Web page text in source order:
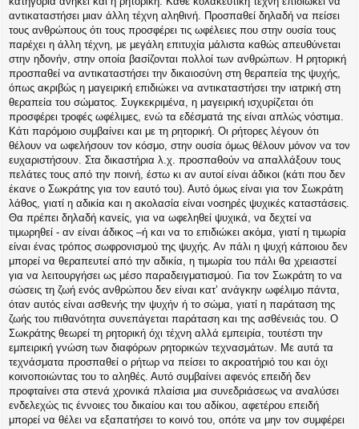
αντικαταστήσει μιαν άλλη τέχνη αληθινή. Προσπαθεί δηλαδή να πείσει
τους ανθρώπους ότι τους προσφέρει τις ωφέλειες που στην ουσία τους
παρέχει η άλλη τέχνη, με μεγάλη επιτυχία μάλιστα καθώς απευθύνεται
στην ηδονήν, στην οποία βασίζονται πολλοί των ανθρώπων. Η ρητορική
προσπαθεί να αντικαταστήσει την δικαιοσύνη στη θεραπεία της ψυχής,
όπως ακριβώς η μαγειρική επιδιώκει να αντικαταστήσει την ιατρική στη
θεραπεία του σώματος. Συγκεκριμένα, η μαγειρική ισχυρίζεται ότι
προσφέρει τροφές ωφέλιμες, ενώ τα εδέσματά της είναι απλώς νόστιμα.
Κάτι παρόμοιο συμβαίνει και με τη ρητορική. Οι ρήτορες λέγουν ότι
θέλουν να ωφελήσουν τον κόσμο, στην ουσία όμως θέλουν μόνον να τον
ευχαριστήσουν. Στα δικαστήρια λ.χ. προσπαθούν να απαλλάξουν τους
πελάτες τους από την ποινή, έστω κι αν αυτοί είναι άδικοι (κάτι που δεν
έκανε ο Σωκράτης για τον εαυτό του). Αυτό όμως είναι για τον Σωκράτη
λάθος, γιατί η αδικία και η ακολασία είναι νοσηρές ψυχικές καταστάσεις.
Θα πρέπει δηλαδή κανείς, για να ωφεληθεί ψυχικά, να δεχτεί να
τιμωρηθεί - αν είναι άδικος –ή και να το επιδιώκει ακόμα, γιατί η τιμωρία
είναι ένας τρόπος σωφρονισμού της ψυχής. Αν πάλι η ψυχή κάποιου δεν
μπορεί να θεραπευτεί από την αδικία, η τιμωρία του πάλι θα χρειαστεί
για να λειτουργήσει ως μέσο παραδειγματισμού. Για τον Σωκράτη το να
σώσεις τη ζωή ενός ανθρώπου δεν είναι κατ’ ανάγκην ωφέλιμο πάντα,
όταν αυτός είναι ασθενής την ψυχήν ή το σώμα, γιατί η παράταση της
ζωής του πιθανότητα συνεπάγεται παράταση και της ασθένειάς του. Ο
Σωκράτης θεωρεί τη ρητορική όχι τέχνη αλλά εμπειρία, τουτέστι την
εμπειρική γνώση των διαφόρων ρητορικών τεχνασμάτων. Με αυτά τα
τεχνάσματα προσπαθεί ο ρήτωρ να πείσει το ακροατήριό του και όχι
κοινοποιώντας του το αληθές. Αυτό συμβαίνει αφενός επειδή δεν
προφταίνει στα στενά χρονικά πλαίσια μια συνεδριάσεως να αναλύσει
ενδελεχώς τις έννοιες του δικαίου και του αδίκου, αφετέρου επειδή
μπορεί να θέλει να εξαπατήσει το κοινό του, οπότε να μην τον συμφέρει